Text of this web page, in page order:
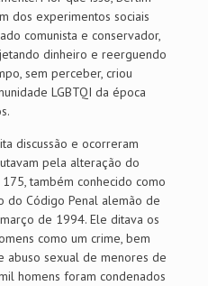
dos experimentos sociais
comunista e conservador,
dinheiro e reerguendo
sem perceber, criou
LGBTQI da época
discussão e ocorreram
pela alteração do
175, também conhecido como
do Código Penal alemão de
de 1994. Ele ditava os
como um crime, bem
abuso sexual de menores de
homens foram condenados